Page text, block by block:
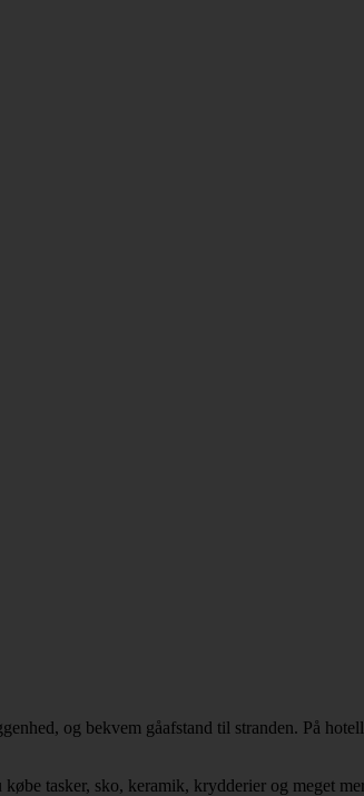
og bekvem gåafstand til stranden. På
tasker, sko, keramik, krydderier og meget